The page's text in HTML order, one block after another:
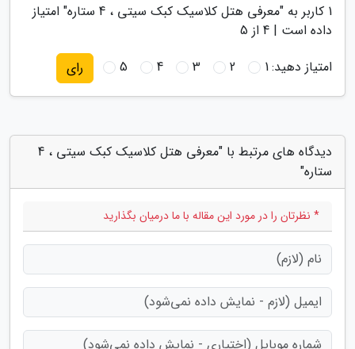
1 کاربر به "معرفی هتل کلاسیک کبک سیتی ، 4 ستاره
" امتیاز
داده است | 4 از 5
امتیاز دهید:1
2
3
4
5 رای
دیدگاه های مرتبط با "معرفی هتل کلاسیک کبک سیتی ، 4
ستاره"
* نظرتان را در مورد این مقاله با ما درمیان بگذارید